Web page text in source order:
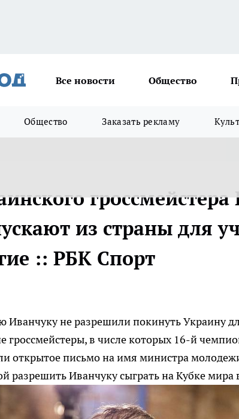
Все новости Общество
Общество Заказать рекламу
из страны для
:: РБК Спорт
Иванчуку не разрешили покинуть Украину
гроссмейстеры, в числе которых 16-й
открытое письмо на имя министра
разрешить Иванчуку сыграть на Кубке мира